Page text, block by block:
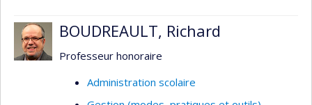
multivarié. J'utilise l'activité des cadres, l'économie
comme révélateurs de ce phénomène. Ce faisant,
je m'inscris dans une mouvance qui cherche à lier
BOUDREAULT, Richard
Professeur honoraire
Administration scolaire